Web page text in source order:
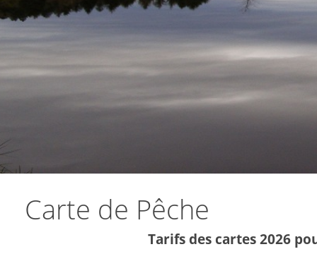
Carte de Pêche
Tarifs des cartes 2026